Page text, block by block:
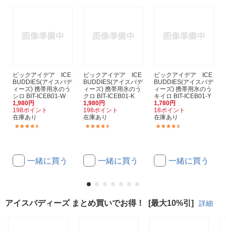
ビックアイデア ICE
BUDDIES(アイスバデ
ィーズ) 携帯用氷のう
シロ BIT-ICEB01-W
1,980円
198ポイント
在庫あり
一緒に買う
ビックアイデア ICE
BUDDIES(アイスバデ
ィーズ) 携帯用氷のう
クロ BIT-ICEB01-K
1,980円
198ポイント
在庫あり
一緒に買う
ビックアイデア ICE
BUDDIES(アイスバデ
ィーズ) 携帯用氷のう
キイロ BIT-ICEB01-Y
1,780円
18ポイント
在庫あり
一緒に買う
アイスバディーズ まとめ買いでお得！ [最大10%引] 詳細